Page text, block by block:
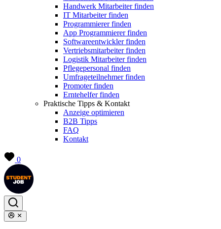
Handwerk Mitarbeiter finden
IT Mitarbeiter finden
Programmierer finden
App Programmierer finden
Softwareentwickler finden
Vertriebsmitarbeiter finden
Logistik Mitarbeiter finden
Pflegepersonal finden
Umfrageteilnehmer finden
Promoter finden
Erntehelfer finden
Praktische Tipps & Kontakt
Anzeige optimieren
B2B Tipps
FAQ
Kontakt
0